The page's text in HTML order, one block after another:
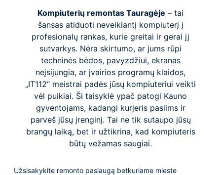
Kompiuterių remontas Tauragėje – tai
šansas atiduoti neveikiantį kompiuterį į
profesionalų rankas, kurie greitai ir gerai jį
sutvarkys. Nėra skirtumo, ar jums rūpi
techninės bėdos, pavyzdžiui, ekranas
neįsijungia, ar įvairios programų klaidos,
„IT112“ meistrai padės jūsų kompiuteriui veikti
vėl puikiai. Ši taisyklė ypač patogi Kauno
gyventojams, kadangi kurjeris pasiims ir
parveš jūsų įrenginį. Tai ne tik sutaupo jūsų
brangų laiką, bet ir užtikrina, kad kompiuteris
būtų vežamas saugiai.
Užsisakykite remonto paslaugą betkuriame mieste